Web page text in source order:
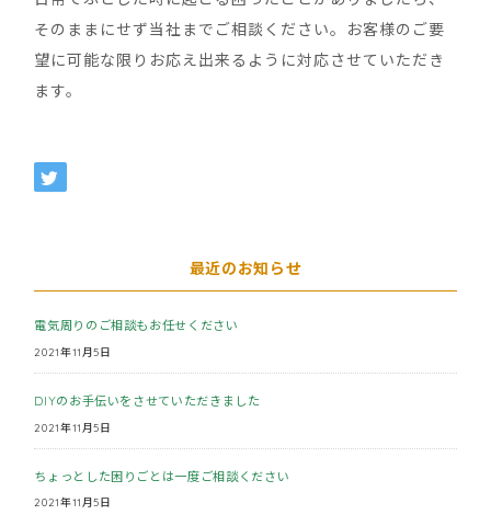
そのままにせず当社までご相談ください。お客様のご要
望に可能な限りお応え出来るように対応させていただき
ます。
最近のお知らせ
電気周りのご相談もお任せください
2021年11月5日
DIYのお手伝いをさせていただきました
2021年11月5日
ちょっとした困りごとは一度ご相談ください
2021年11月5日